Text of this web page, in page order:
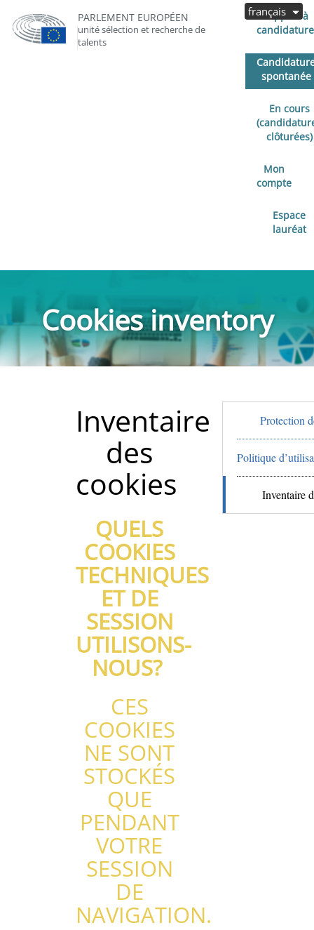
PARLEMENT EUROPÉEN
unité sélection et recherche de
talents
Appels à
spontanée
En cours
clôturées)
Mon
compte
Espace
lauréat
français
Cookies inventory
Inventaire
des
cookies
QUELS
COOKIES
TECHNIQUES
ET DE
SESSION
UTILISONS-
NOUS?
CES
COOKIES
NE SONT
STOCKÉS
QUE
PENDANT
VOTRE
SESSION
DE
NAVIGATION.
Protection
Politique
Inventaire